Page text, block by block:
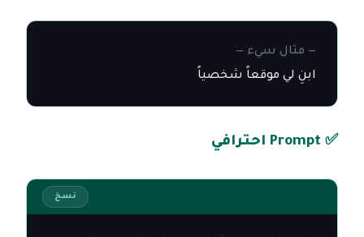
— مثال سيء —
ابنِ لي موقعاً شخصياً
✅ Prompt احترافي
نسخ